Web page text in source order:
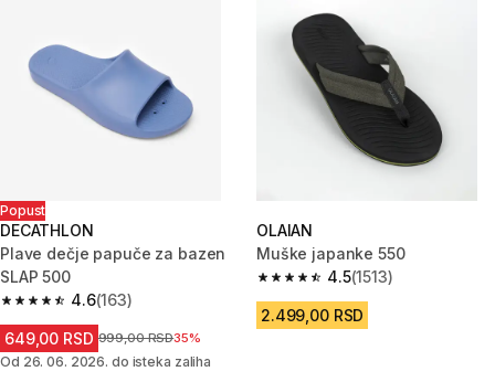
Popust
DECATHLON
Plave dečje papuče za bazen
SLAP 500
4.6
4.6 od 5 zvezdica from 163 Recenzije
(163)
649,00 RSD Cena pre sniženja
999,00 RSD35%
Od 26. 06. 2026. do isteka zaliha
OLAIAN
Muške japanke 550
4.5
4.5 od 5 zvezdica from 1513
(1513)
2.499,00 RSD